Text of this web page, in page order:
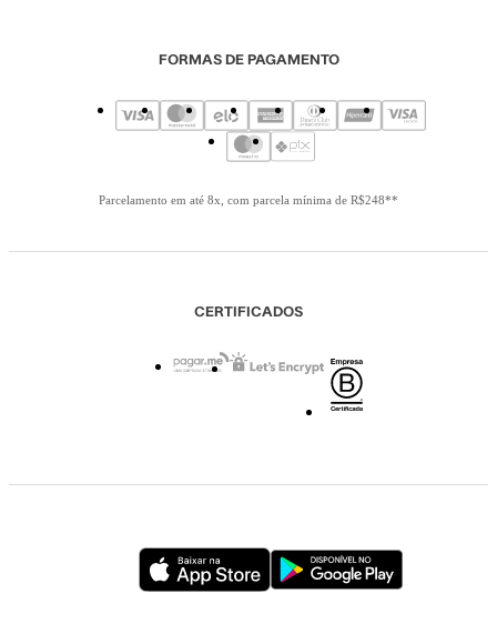
FORMAS DE PAGAMENTO
Parcelamento em até 8x, com parcela mínima de R$248**
CERTIFICADOS